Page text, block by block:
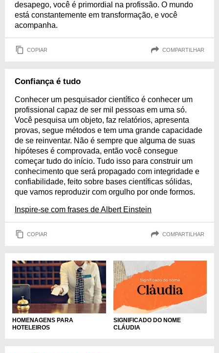
desapego, você é primordial na profissão. O mundo
está constantemente em transformação, e você
acompanha.
COPIAR COMPARTILHAR
Confiança é tudo
Conhecer um pesquisador científico é conhecer um
profissional capaz de ser mil pessoas em uma só.
Você pesquisa um objeto, faz relatórios, apresenta
provas, segue métodos e tem uma grande capacidade
de se reinventar. Não é sempre que alguma de suas
hipóteses é comprovada, então você consegue
começar tudo do início. Tudo isso para construir um
conhecimento que será propagado com integridade e
confiabilidade, feito sobre bases científicas sólidas,
que vamos reproduzir com orgulho por onde formos.
Inspire-se com frases de Albert Einstein
COPIAR COMPARTILHAR
HOMENAGENS PARA
HOTELEIROS
SIGNIFICADO DO NOME
CLÁUDIA